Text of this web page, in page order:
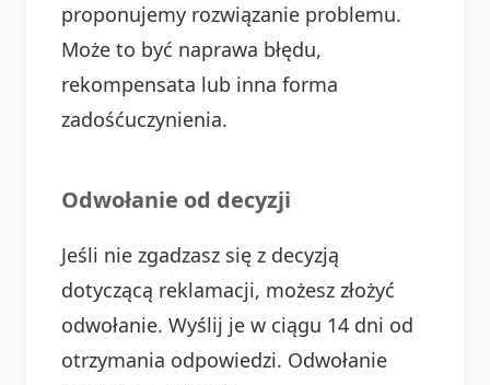
proponujemy rozwiązanie problemu.
Może to być naprawa błędu,
rekompensata lub inna forma
zadośćuczynienia.
Odwołanie od decyzji
Jeśli nie zgadzasz się z decyzją
dotyczącą reklamacji, możesz złożyć
odwołanie. Wyślij je w ciągu 14 dni od
otrzymania odpowiedzi. Odwołanie